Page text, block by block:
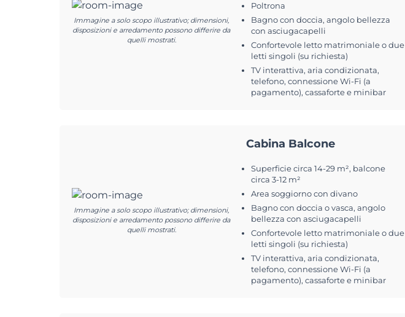
Immagine a solo scopo illustrativo; dimensioni,
disposizioni e arredamento possono differire da
quelli mostrati.
Poltrona
Bagno con doccia, angolo bellezza
con asciugacapelli
Confortevole letto matrimoniale o due
letti singoli (su richiesta)
TV interattiva, aria condizionata,
telefono, connessione Wi-Fi (a
pagamento), cassaforte e minibar
Immagine a solo scopo illustrativo; dimensioni,
disposizioni e arredamento possono differire da
quelli mostrati.
Cabina Balcone
Superficie circa 14-29 m², balcone
circa 3-12 m²
Area soggiorno con divano
Bagno con doccia o vasca, angolo
bellezza con asciugacapelli
Confortevole letto matrimoniale o due
letti singoli (su richiesta)
TV interattiva, aria condizionata,
telefono, connessione Wi-Fi (a
pagamento), cassaforte e minibar